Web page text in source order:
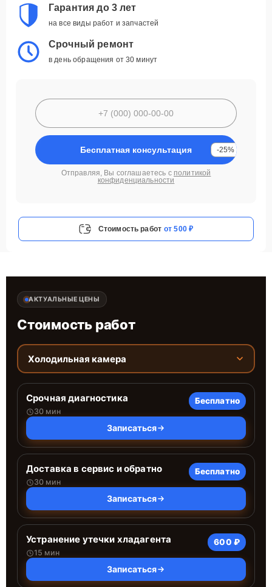
Гарантия до 3 лет
на все виды работ и запчастей
Срочный ремонт
в день обращения от 30 минут
Бесплатная консультация -25%
Отправляя, Вы соглашаетесь с политикой
конфиденциальности
Стоимость работ от 500 ₽
АКТУАЛЬНЫЕ ЦЕНЫ
Стоимость работ
Холодильная камера
Срочная диагностика
30 мин
Бесплатно
Записаться
Доставка в сервис и обратно
30 мин
Бесплатно
Записаться
Устранение утечки хладагента
15 мин
600 ₽
Записаться